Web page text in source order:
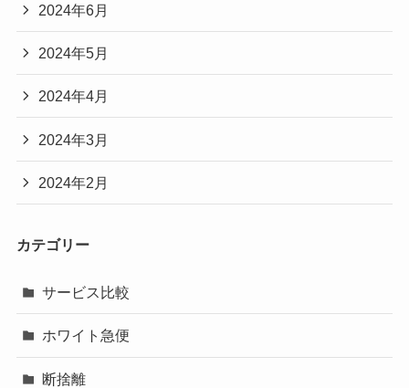
2024年6月
2024年5月
2024年4月
2024年3月
2024年2月
カテゴリー
サービス比較
ホワイト急便
断捨離